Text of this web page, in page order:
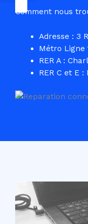
Comment nous
Adresse : 3
Métro Ligne
RER A :
RER C et E